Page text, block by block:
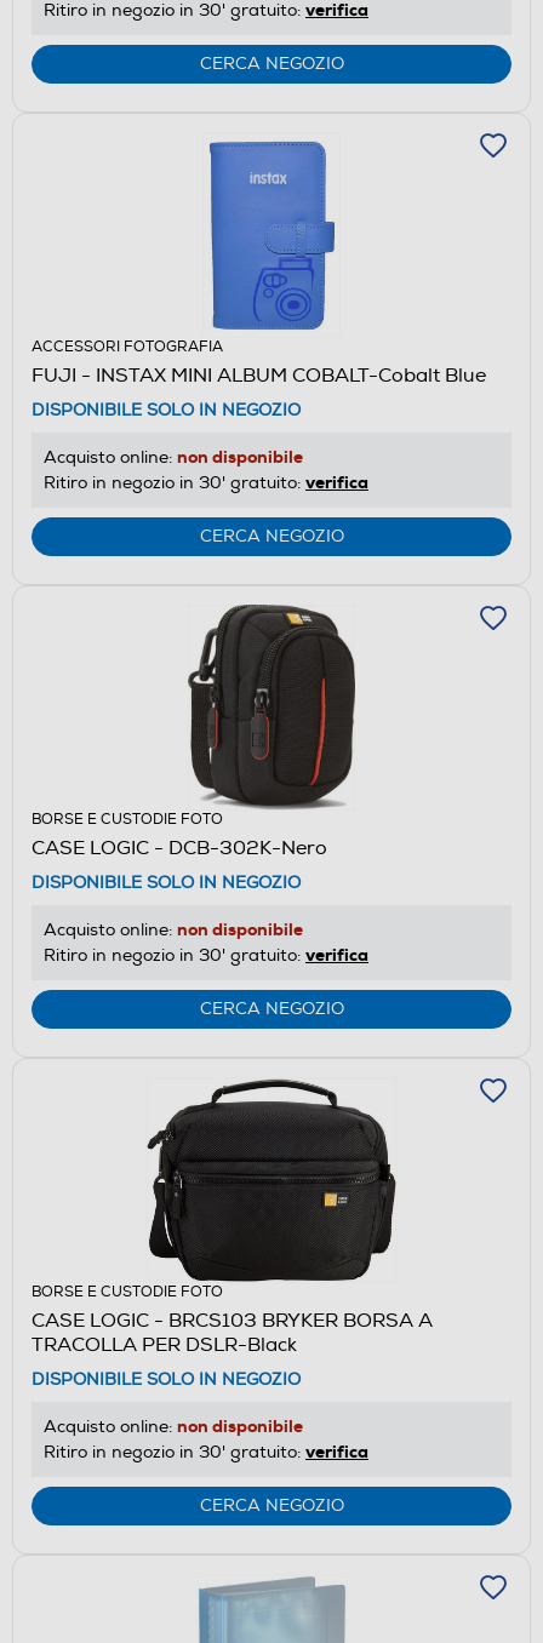
Ritiro in negozio in 30' gratuito: verifica
CERCA NEGOZIO
ACCESSORI FOTOGRAFIA
FUJI - INSTAX MINI ALBUM COBALT-Cobalt Blue
DISPONIBILE SOLO IN NEGOZIO
Acquisto online: non disponibile
Ritiro in negozio in 30' gratuito: verifica
CERCA NEGOZIO
BORSE E CUSTODIE FOTO
CASE LOGIC - DCB-302K-Nero
DISPONIBILE SOLO IN NEGOZIO
Acquisto online: non disponibile
Ritiro in negozio in 30' gratuito: verifica
CERCA NEGOZIO
BORSE E CUSTODIE FOTO
CASE LOGIC - BRCS103 BRYKER BORSA A
TRACOLLA PER DSLR-Black
DISPONIBILE SOLO IN NEGOZIO
Acquisto online: non disponibile
Ritiro in negozio in 30' gratuito: verifica
CERCA NEGOZIO